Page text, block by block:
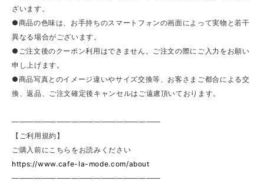
ざいます。
●商品の色味は、お手持ちのスマートフォンの画面によって実物と若干
異なる場合がございます。
●ご注文後のクーポン利用はできません。ご注文の際にご入力をお願い
申し上げます。
●商品写真とのイメージ違いやサイズ交換等、お客さまご都合による交
換、返品、ご注文確定後キャンセルはご遠慮頂いております。
————————————————————
【ご利用規約】
ご購入前にこちらをお読みください
https://www.cafe-la-mode.com/about
————————————————————